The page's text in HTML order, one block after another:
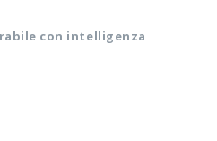
con intelligenza